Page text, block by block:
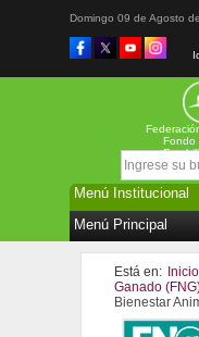
Domingo 09 de Agosto
Fondo
Está en: Inicio
Ganado
Bienestar